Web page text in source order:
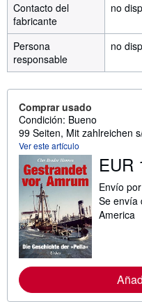
Contacto del
fabricante
no
Persona
responsable
no
Comprar usado
Condición: Bueno
99 Seiten, Mit zahlreichen
Ver este artículo
EUR
Envío
Se envía
America